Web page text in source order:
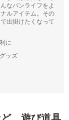
なバンライフをよ
ルアイテム。その
出掛けたくなって
に
ッズ